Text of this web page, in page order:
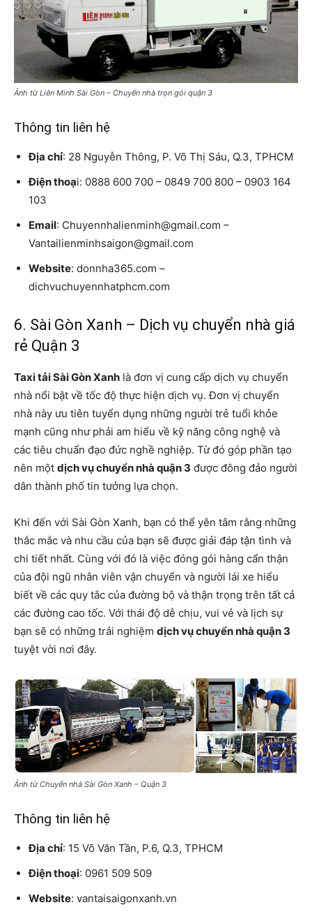
Ảnh từ Liên Minh Sài Gòn – Chuyển nhà trọn gói quận 3
Thông tin liên hệ
Địa chỉ: 28 Nguyễn Thông, P. Võ Thị Sáu, Q.3, TPHCM
Điện thoại: 0888 600 700 – 0849 700 800 – 0903 164
103
Email: Chuyennhalienminh@gmail.com –
Vantailienminhsaigon@gmail.com
Website: donnha365.com –
dichvuchuyennhatphcm.com
6. Sài Gòn Xanh – Dịch vụ chuyển nhà giá
rẻ Quận 3
Taxi tải Sài Gòn Xanh là đơn vị cung cấp dịch vụ chuyển
nhà nổi bật về tốc độ thực hiện dịch vụ. Đơn vị chuyển
nhà này ưu tiên tuyển dụng những người trẻ tuổi khỏe
mạnh cũng như phải am hiểu về kỹ năng công nghệ và
các tiêu chuẩn đạo đức nghề nghiệp. Từ đó góp phần tạo
nên một dịch vụ chuyển nhà quận 3 được đông đảo người
dân thành phố tin tưởng lựa chọn.
Khi đến với Sài Gòn Xanh, bạn có thể yên tâm rằng những
thắc mắc và nhu cầu của bạn sẽ được giải đáp tận tình và
chi tiết nhất. Cùng với đó là việc đóng gói hàng cẩn thận
của đội ngũ nhân viên vận chuyển và người lái xe hiểu
biết về các quy tắc của đường bộ và thận trọng trên tất cả
các đường cao tốc. Với thái độ dễ chịu, vui vẻ và lịch sự
bạn sẽ có những trải nghiệm dịch vụ chuyển nhà quận 3
tuyệt vời nơi đây.
Ảnh từ Chuyển nhà Sài Gòn Xanh – Quận 3
Thông tin liên hệ
Địa chỉ: 15 Võ Văn Tần, P.6, Q.3, TPHCM
Điện thoại: 0961 509 509
Website: vantaisaigonxanh.vn